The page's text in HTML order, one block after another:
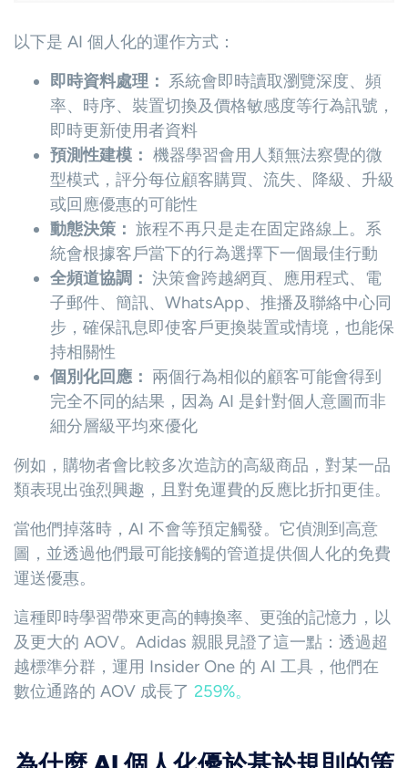
以下是 AI 個人化的運作方式：
即時資料處理： 系統會即時讀取瀏覽深度、頻
率、時序、裝置切換及價格敏感度等行為訊號，
即時更新使用者資料
預測性建模： 機器學習會用人類無法察覺的微
型模式，評分每位顧客購買、流失、降級、升級
或回應優惠的可能性
動態決策： 旅程不再只是走在固定路線上。系
統會根據客戶當下的行為選擇下一個最佳行動
全頻道協調： 決策會跨越網頁、應用程式、電
子郵件、簡訊、WhatsApp、推播及聯絡中心同
步，確保訊息即使客戶更換裝置或情境，也能保
持相關性
個別化回應： 兩個行為相似的顧客可能會得到
完全不同的結果，因為 AI 是針對個人意圖而非
細分層級平均來優化
例如，購物者會比較多次造訪的高級商品，對某一品
類表現出強烈興趣，且對免運費的反應比折扣更佳。
當他們掉落時，AI 不會等預定觸發。它偵測到高意
圖，並透過他們最可能接觸的管道提供個人化的免費
運送優惠。
這種即時學習帶來更高的轉換率、更強的記憶力，以
及更大的 AOV。Adidas 親眼見證了這一點：透過超
越標準分群，運用 Insider One 的 AI 工具，他們在
數位通路的 AOV 成長了 259%。